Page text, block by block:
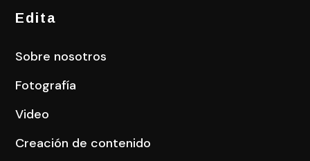
Edita
Sobre nosotros
Fotografía
Video
Creación de contenido